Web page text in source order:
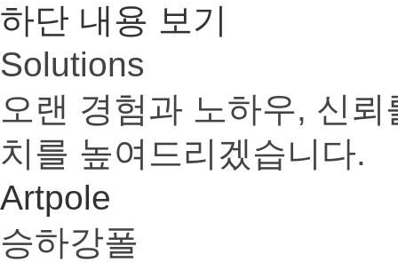
하단 내용 보기
Solutions
오랜 경험과 노하우, 신
치를 높여드리겠습니다.
Artpole
승하강폴